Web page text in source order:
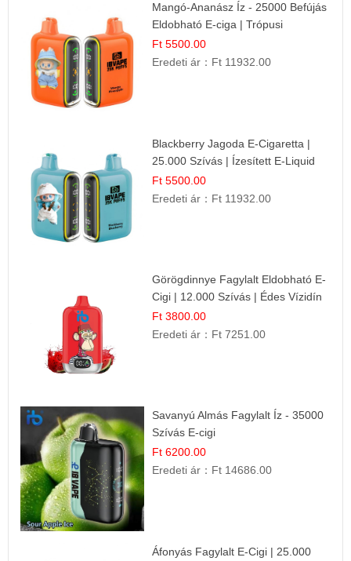
Mangó-Ananász Íz - 25000 Befújás
Eldobható E-ciga | Trópusi
Gyümölcs Élmény!
Ft 5500.00
Eredeti ár： Ft 11932.00
Blackberry Jagoda E-Cigaretta |
25.000 Szívás | Ízesített E-Liquid
Ft 5500.00
Eredeti ár： Ft 11932.00
Görögdinnye Fagylalt Eldobható E-
Cigi | 12.000 Szívás | Édes Vízidín
Íz
Ft 3800.00
Eredeti ár： Ft 7251.00
Savanyú Almás Fagylalt Íz - 35000
Szívás E-cigi
Ft 6200.00
Eredeti ár： Ft 14686.00
Áfonyás Fagylalt E-Cigi | 25.000